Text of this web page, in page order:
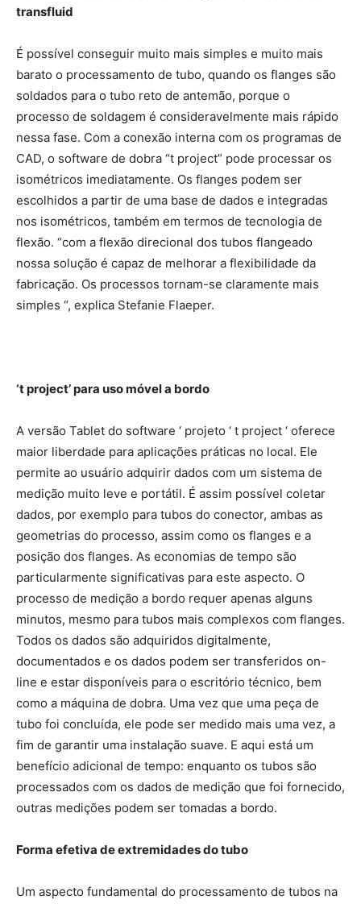
transfluid
É possível conseguir muito mais simples e muito mais
barato o processamento de tubo, quando os flanges são
soldados para o tubo reto de antemão, porque o
processo de soldagem é consideravelmente mais rápido
nessa fase. Com a conexão interna com os programas de
CAD, o software de dobra “t project” pode processar os
isométricos imediatamente. Os flanges podem ser
escolhidos a partir de uma base de dados e integradas
nos isométricos, também em termos de tecnologia de
flexão. “com a flexão direcional dos tubos flangeado
nossa solução é capaz de melhorar a flexibilidade da
fabricação. Os processos tornam-se claramente mais
simples “, explica Stefanie Flaeper.
‘t project’ para uso móvel a bordo
A versão Tablet do software ‘ projeto ‘ t project ‘ oferece
maior liberdade para aplicações práticas no local. Ele
permite ao usuário adquirir dados com um sistema de
medição muito leve e portátil. É assim possível coletar
dados, por exemplo para tubos do conector, ambas as
geometrias do processo, assim como os flanges e a
posição dos flanges. As economias de tempo são
particularmente significativas para este aspecto. O
processo de medição a bordo requer apenas alguns
minutos, mesmo para tubos mais complexos com flanges.
Todos os dados são adquiridos digitalmente,
documentados e os dados podem ser transferidos on-
line e estar disponíveis para o escritório técnico, bem
como a máquina de dobra. Uma vez que uma peça de
tubo foi concluída, ele pode ser medido mais uma vez, a
fim de garantir uma instalação suave. E aqui está um
benefício adicional de tempo: enquanto os tubos são
processados com os dados de medição que foi fornecido,
outras medições podem ser tomadas a bordo.
Forma efetiva de extremidades do tubo
Um aspecto fundamental do processamento de tubos na